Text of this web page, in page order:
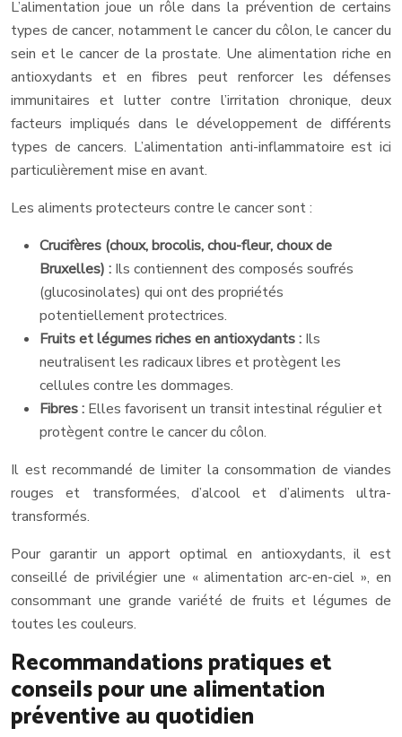
L’alimentation joue un rôle dans la prévention de certains
types de cancer, notamment le cancer du côlon, le cancer du
sein et le cancer de la prostate. Une alimentation riche en
antioxydants et en fibres peut renforcer les défenses
immunitaires et lutter contre l’irritation chronique, deux
facteurs impliqués dans le développement de différents
types de cancers. L’alimentation anti-inflammatoire est ici
particulièrement mise en avant.
Les aliments protecteurs contre le cancer sont :
Crucifères (choux, brocolis, chou-fleur, choux de
Bruxelles) : Ils contiennent des composés soufrés
(glucosinolates) qui ont des propriétés
potentiellement protectrices.
Fruits et légumes riches en antioxydants : Ils
neutralisent les radicaux libres et protègent les
cellules contre les dommages.
Fibres : Elles favorisent un transit intestinal régulier et
protègent contre le cancer du côlon.
Il est recommandé de limiter la consommation de viandes
rouges et transformées, d’alcool et d’aliments ultra-
transformés.
Pour garantir un apport optimal en antioxydants, il est
conseillé de privilégier une « alimentation arc-en-ciel », en
consommant une grande variété de fruits et légumes de
toutes les couleurs.
Recommandations pratiques et
conseils pour une alimentation
préventive au quotidien